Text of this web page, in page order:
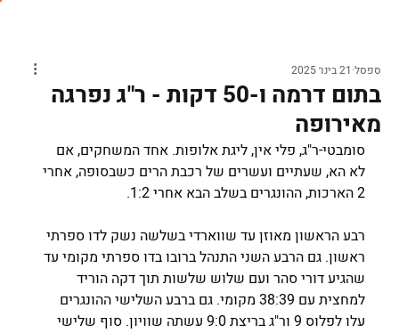
בתום דרמה ו-50 דקות - ר"ג נפרגה
מאירופה
ספסל 21 בינו׳ 2025
סומבטי-ר"ג, פלי אין, ליגת אלופות. אחד המשחקים, אם
לא הא, שעתיים ועשרים של רכבת הרים כשבסופה, אחרי
2 הארכות, ההונגרים בשלב הבא אחרי 1:2.
רבע הראשון מאוזן עד שווארדי בשלשה נשק לדו ספרתי
ראשון. גם הרבע השני התנהל ברובו בדו ספרתי מקומי עד
שהגיע דורי סהר ועם שלוש שלשות תוך דקה הוריד
למחצית עם 38:39 מקומי. גם ברבע השלישי ההונגרים
עלו לפלוס 9 ור"ג בריצת 9:0 עשתה שוויון. סוף שלישי